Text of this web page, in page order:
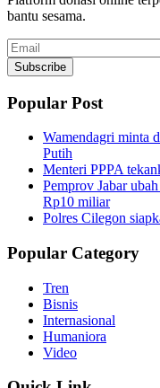
bantu sesama.
Email
Subscribe
Popular Post
Wamendagri minta
Putih
Menteri PPPA
Pemprov Jabar
Rp10 miliar
Polres Cilegon
Popular Category
Tren
Bisnis
Internasional
Humaniora
Video